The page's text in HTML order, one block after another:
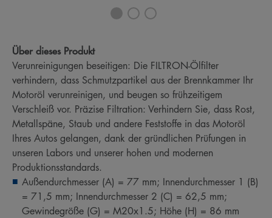
Über dieses Produkt
Verunreinigungen beseitigen: Die FILTRON-Ölfilter
verhindern, dass Schmutzpartikel aus der Brennkammer Ihr
Motoröl verunreinigen, und beugen so frühzeitigem
Verschleiß vor. Präzise Filtration: Verhindern Sie, dass Rost,
Metallspäne, Staub und andere Feststoffe in das Motoröl
Ihres Autos gelangen, dank der gründlichen Prüfungen in
unseren Labors und unserer hohen und modernen
Produktionsstandards.
Außendurchmesser (A) = 77 mm; Innendurchmesser 1 (B)
= 71,5 mm; Innendurchmesser 2 (C) = 62,5 mm;
Gewindegröße (G) = M20x1.5; Höhe (H) = 86 mm